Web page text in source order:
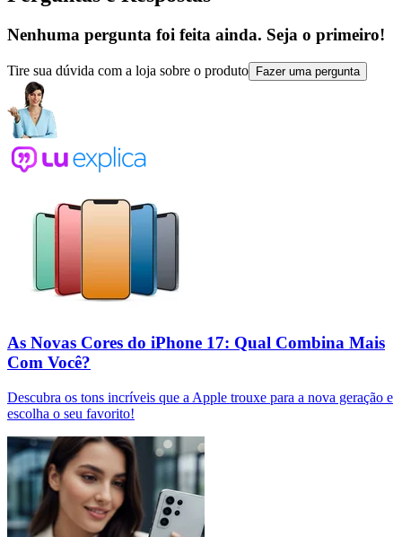
Nenhuma pergunta foi feita ainda. Seja o primeiro!
Tire sua dúvida com a loja sobre o produto Fazer uma pergunta
As Novas Cores do iPhone 17: Qual Combina Mais
Com Você?
Descubra os tons incríveis que a Apple trouxe para a nova geração e
escolha o seu favorito!